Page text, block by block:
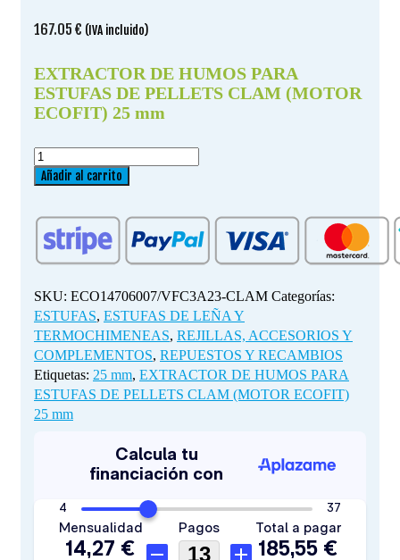
167.05 € (IVA incluido)
EXTRACTOR DE HUMOS PARA
ESTUFAS DE PELLETS CLAM (MOTOR
ECOFIT) 25 mm
EXTRACTOR
DE
PARA
ESTUFAS
DE
CLAM
(MOTOR
ECOFIT)
25
mm
cantidad
Añadir al carrito
SKU: ECO14706007/VFC3A23-CLAM Categorías:
ESTUFAS, ESTUFAS DE LEÑA Y
TERMOCHIMENEAS, REJILLAS, ACCESORIOS Y
COMPLEMENTOS, REPUESTOS Y RECAMBIOS
Etiquetas: 25 mm, EXTRACTOR DE HUMOS PARA
ESTUFAS DE PELLETS CLAM (MOTOR ECOFIT)
25 mm